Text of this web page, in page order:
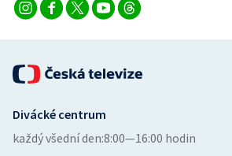
Divácké centrum
každý všední den:8:00—16:00 hodin